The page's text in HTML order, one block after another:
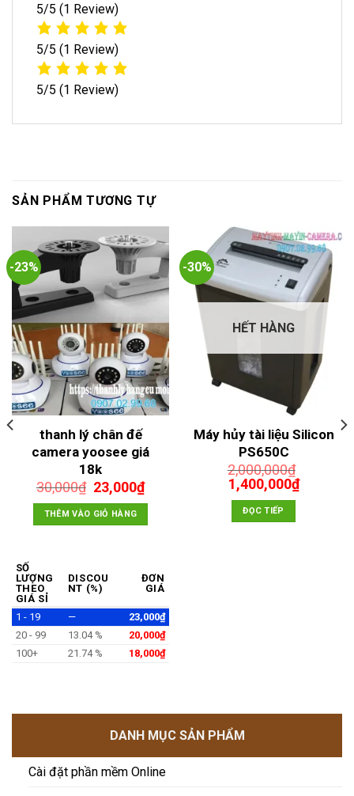
5/5 (1 Review)
5/5 (1 Review)
5/5 (1 Review)
SẢN PHẨM TƯƠNG TỰ
-23%
thanh lý chân đế
camera yoosee giá
18k
30,000₫ Giá
gốc
là:
30,000₫.
23,000₫Giá
hiện
là:
THÊM VÀO GIỎ HÀNG
SỐ
LƯỢNG
THEO
GIÁ SỈ
DISCOU
NT (%)
ĐƠN
GIÁ
1 - 19 — 23,000₫
20 - 99
13.04 % 20,000₫
100+
21.74 % 18,000₫
-30%
HẾT HÀNG
Máy hủy tài liệu Silicon
PS650C
2,000,000₫
Giá
gốc
2,000,000₫.
1,400,000₫Giá
hiện
ĐỌC TIẾP
DANH MỤC SẢN PHẨM
Cài đặt phần mềm Online